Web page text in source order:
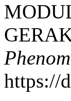
https://